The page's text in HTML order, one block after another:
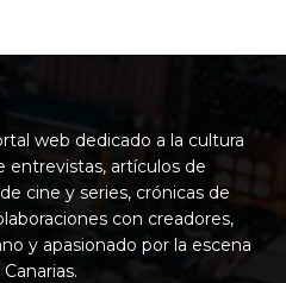
web dedicado a la cultura
entrevistas, artículos de
cine y series, crónicas de
con creadores,
y apasionado por la escena